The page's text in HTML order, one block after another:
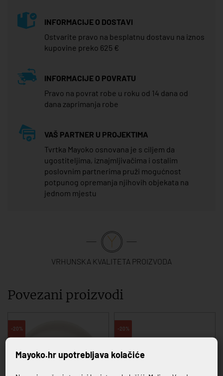
INFORMACIJE O DOSTAVI
Ostvarite pravo na besplatnu dostavu na iznos
kupovine preko 625 €
INFORMACIJE O POVRATU
Pravo na povrat robe u roku od 14 dana od
dana zaprimanja robe
VAŠ PARTNER U PROJEKTIMA
Tvrtka Mayoko osnovana je s ciljem da
ugostiteljima, iznajmljivačima i ostalim
poslovnim partnerima pruži mogućnost
potpunog opremanja njihovih objekata na
jednom mjestu
VRHUNSKA KVALITETA PROIZVODA
Povezani proizvodi
-20% -20%
Mayoko.hr upotrebljava kolačiće